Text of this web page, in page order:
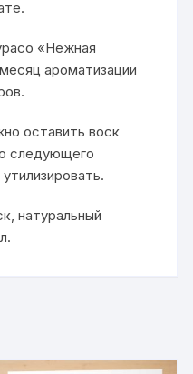
«Нежная
ароматизации
оставить воск
следующего
натуральный